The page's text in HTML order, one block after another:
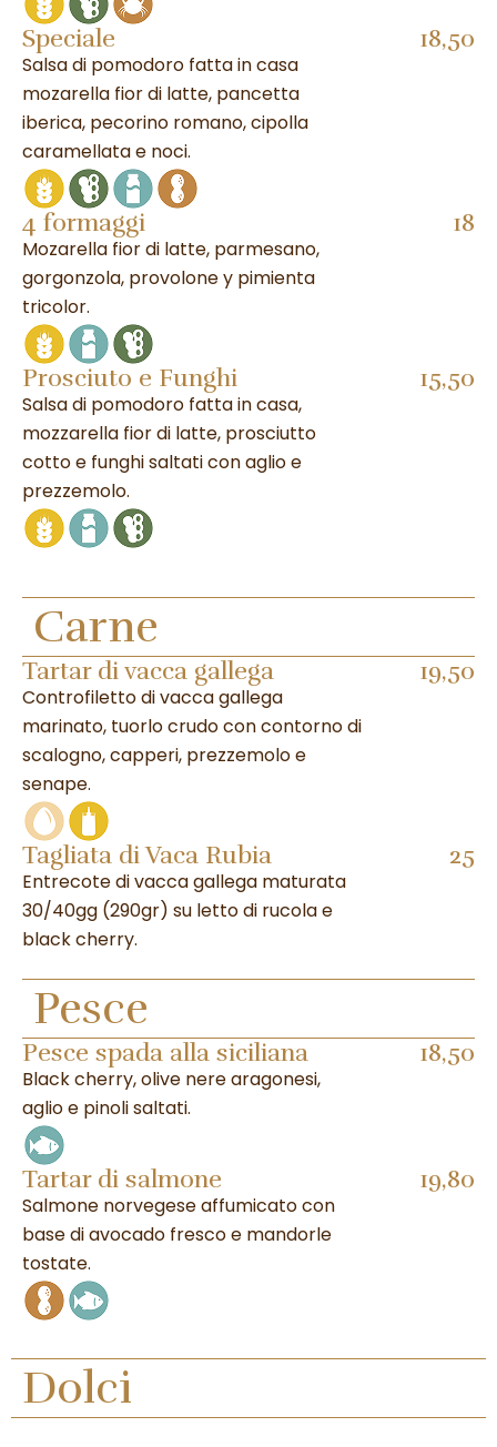
Speciale
Salsa di pomodoro fatta in casa
mozarella fior di latte, pancetta
iberica, pecorino romano, cipolla
caramellata e noci.
18,50
4 formaggi
Mozarella fior di latte, parmesano,
gorgonzola, provolone y pimienta
tricolor.
18
Prosciuto e Funghi
Salsa di pomodoro fatta in casa,
mozzarella fior di latte, prosciutto
cotto e funghi saltati con aglio e
prezzemolo.
15,50
Carne
Tartar di vacca gallega
Controfiletto di vacca gallega
marinato, tuorlo crudo con contorno di
scalogno, capperi, prezzemolo e
senape.
19,50
Tagliata di Vaca Rubia
Entrecote di vacca gallega maturata
30/40gg (290gr) su letto di rucola e
black cherry.
25
Pesce
Pesce spada alla siciliana
Black cherry, olive nere aragonesi,
aglio e pinoli saltati.
18,50
Tartar di salmone
Salmone norvegese affumicato con
base di avocado fresco e mandorle
tostate.
19,80
Dolci